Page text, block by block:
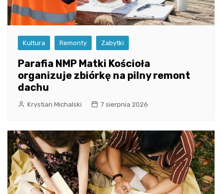
Kultura Remonty Zabytki
Parafia NMP Matki Kościoła
organizuje zbiórkę na pilny remont
dachu
Krystian Michalski 7 sierpnia 2026